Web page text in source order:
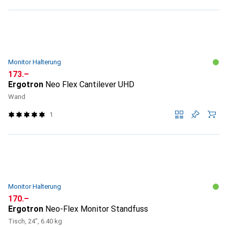
Monitor Halterung
CHF
173.–
Ergotron Neo Flex Cantilever UHD
Wand
1
Monitor Halterung
CHF
170.–
Ergotron Neo-Flex Monitor Standfuss
Tisch, 24", 6.40 kg